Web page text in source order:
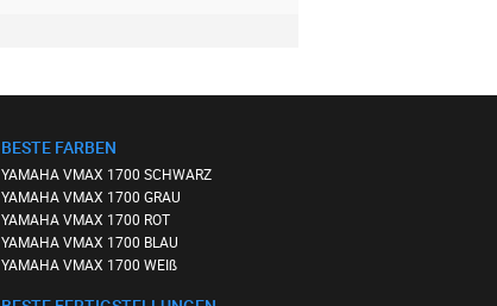
BESTE FARBEN
YAMAHA VMAX 1700 SCHWARZ
YAMAHA VMAX 1700 GRAU
YAMAHA VMAX 1700 ROT
YAMAHA VMAX 1700 BLAU
YAMAHA VMAX 1700 WEIß